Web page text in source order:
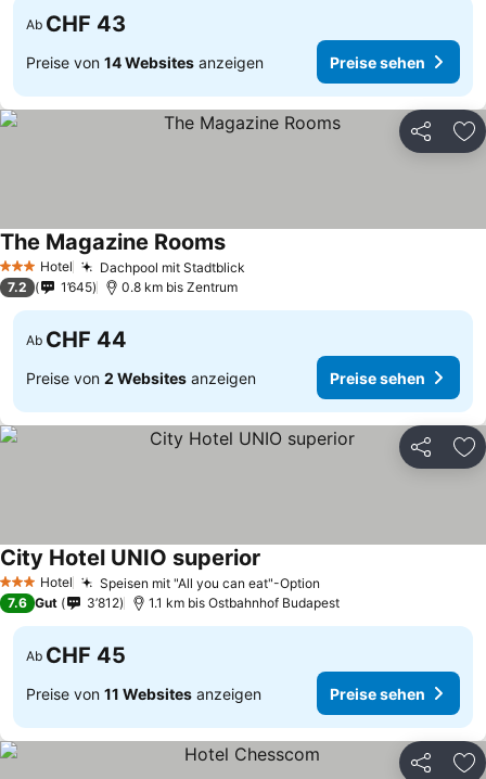
Ab CHF 43
Preise von 14 Websites anzeigen Preise sehen
Teilen
3 SterneHotel Dachpool mit Stadtblick
The Magazine Rooms
7.2 1’645 0.8 km bis Zentrum
Ab CHF 44
Preise von 2 Websites anzeigen Preise sehen
Teilen
3 SterneHotel Speisen mit "All you can eat"-Option
City Hotel UNIO superior
7.6 Gut 3’812 1.1 km bis Ostbahnhof Budapest
Ab CHF 45
Preise von 11 Websites anzeigen Preise sehen
Teilen